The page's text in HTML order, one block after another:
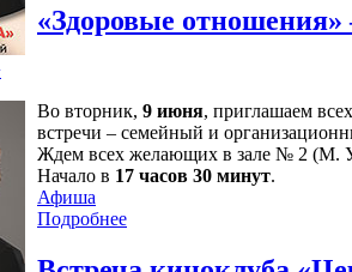
«Здоровые отношения»
Во вторник, 9 июня, приглашаем
встречи – семейный и
Ждем всех желающих в зале № 2 (М.
Начало в 17 часов 30 минут.
Афиша
Подробнее